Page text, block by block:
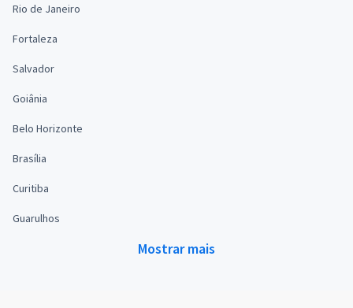
Rio de Janeiro
Fortaleza
Salvador
Goiânia
Belo Horizonte
Brasília
Curitiba
Guarulhos
Mostrar mais